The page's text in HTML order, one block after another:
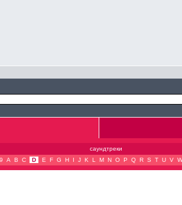
саундтреки
A B C D E F G H I J K L M N O P Q R S T U V W